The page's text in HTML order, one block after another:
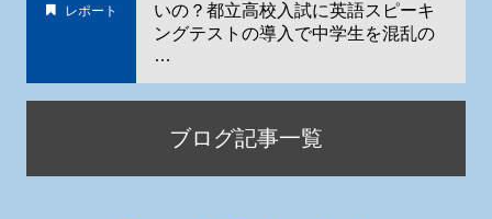
レポート
いの？都立高校入試に英語スピーキ
ングテストの導入で中学生を混乱の
…
ブログ記事一覧